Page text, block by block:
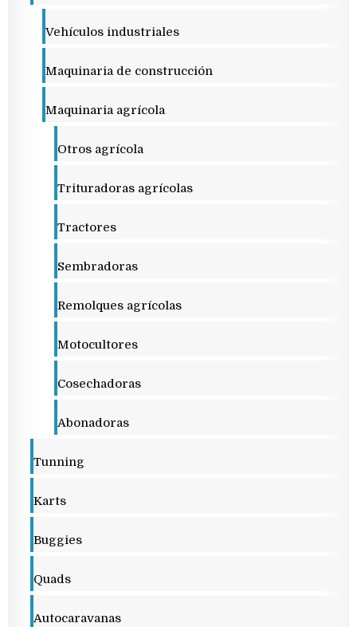
Vehículos industriales
Maquinaria de construcción
Maquinaria agrícola
Otros agrícola
Trituradoras agrícolas
Tractores
Sembradoras
Remolques agrícolas
Motocultores
Cosechadoras
Abonadoras
Tunning
Karts
Buggies
Quads
Autocaravanas